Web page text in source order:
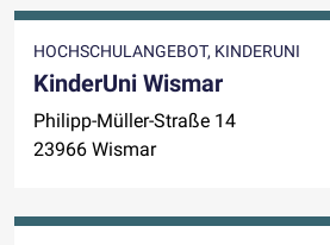
HOCHSCHULANGEBOT, KINDERUNI
KinderUni Wismar
Philipp-Müller-Straße 14
23966 Wismar